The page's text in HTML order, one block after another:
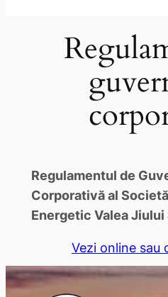
Regulamentul de
Corporativă al
Energetic Valea Jiului
Vezi online sau